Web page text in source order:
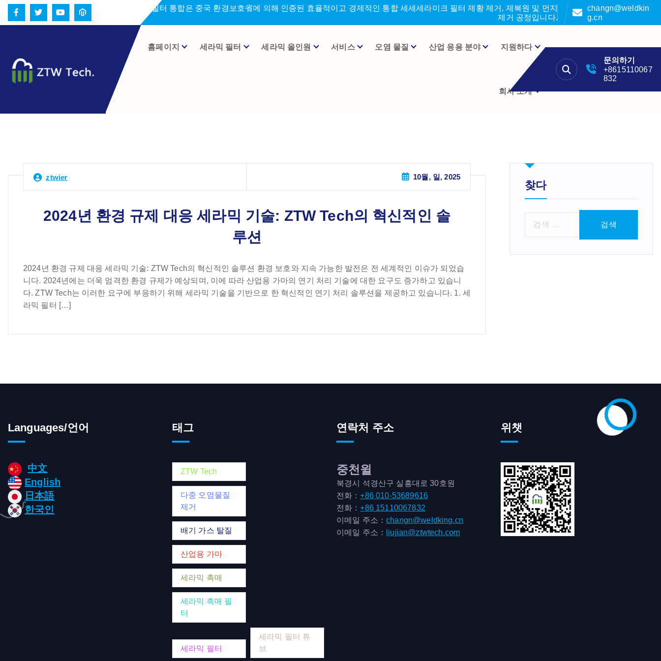
세라미크 필터 통합은 중국 환경보호省에 의해 인증된 효율적이고 경제적인 통합 세세세라미크 필터 제황 제거, 제복원 및 먼지
제거 공정입니다.
changn@weldkin
g.cn
홈페이지 세라믹 필터 세라믹 올인원 서비스 오염 물질 산업 응용 분야 지원하다
회사 소개
문의하기
+8615110067
832
ztwier 10월, 일, 2025
2024년 환경 규제 대응 세라믹 기술: ZTW Tech의 혁신적인 솔
루션
2024년 환경 규제 대응 세라믹 기술: ZTW Tech의 혁신적인 솔루션 환경 보호와 지속 가능한 발전은 전 세계적인 이슈가 되었습
니다. 2024년에는 더욱 엄격한 환경 규제가 예상되며, 이에 따라 산업용 가마의 연기 처리 기술에 대한 요구도 증가하고 있습니
다. ZTW Tech는 이러한 요구에 부응하기 위해 세라믹 기술을 기반으로 한 혁신적인 연기 처리 솔루션을 제공하고 있습니다. 1. 세
라믹 필터 […]
찾다
Languages/언어
中文
English
日本語
한국인
태그
ZTW Tech
다중 오염물질
제거
배기 가스 탈질
산업용 가마
세라믹 촉매
세라믹 촉매 필
터
세라믹 필터
세라믹 필터 튜
브
연락처 주소
중천윌
북경시 석경산구 실흥대로 30호원
전화：+86 010-53689616
전화：+86 15110067832
이메일 주소：changn@weldking.cn
이메일 주소：
liujian@ztwtech.com
위챗